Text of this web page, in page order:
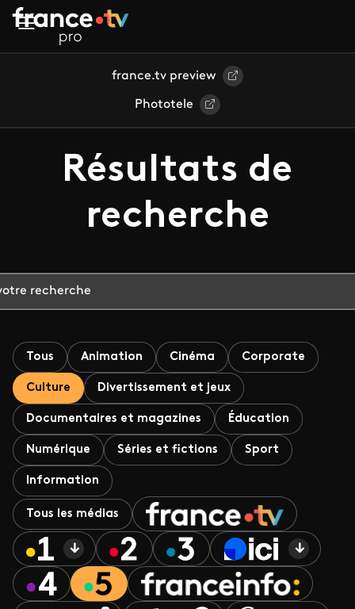
Aller au contenu principal
france.tv preview
Phototele
Résultats de
recherche
Tous Animation Cinéma Corporate
Culture Divertissement et jeux
Documentaires et magazines Éducation
Numérique Séries et fictions Sport
Information
Tous les médias